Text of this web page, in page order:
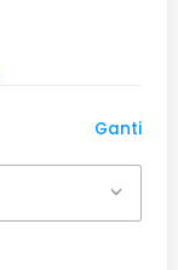
Ganti